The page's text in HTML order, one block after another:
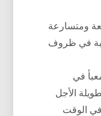
ومتسارعة
في ظروف
في
الأجل
الوقت